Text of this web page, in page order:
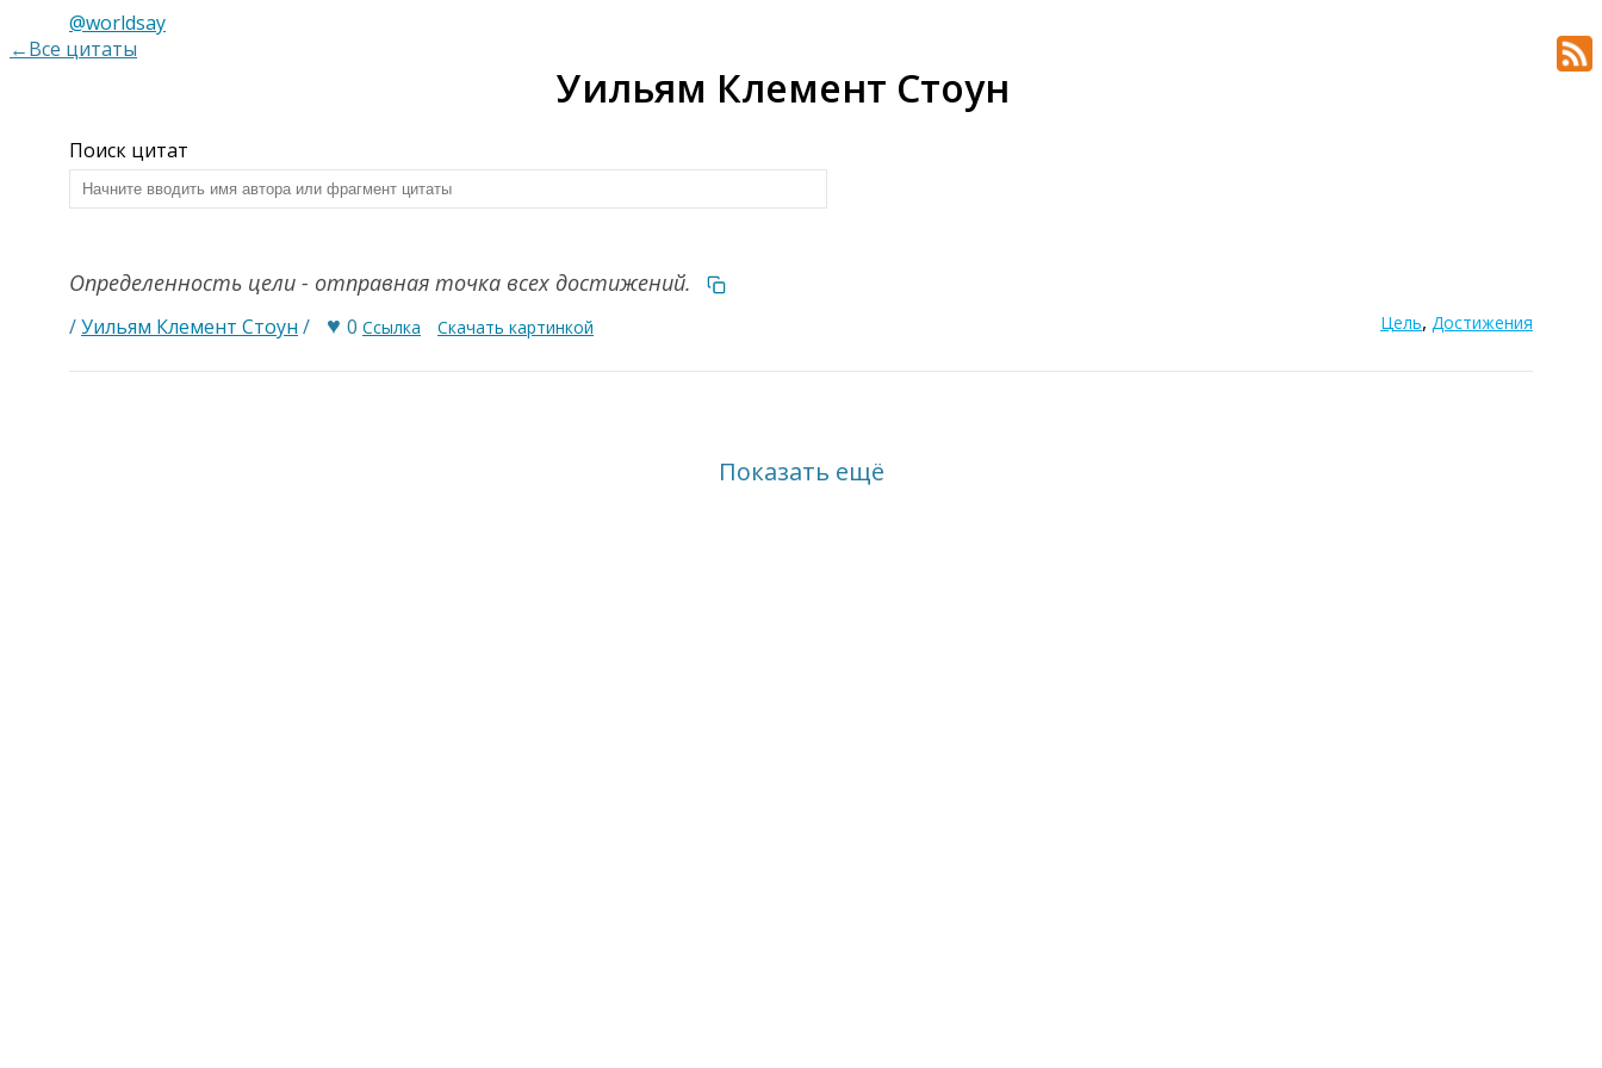
@worldsay
←Все цитаты
Уильям Клемент Стоун
Поиск цитат
Определенность цели - отправная точка всех достижений.
/Уильям Клемент Стоун / ♥ 0 Ссылка Скачать картинкой Цель, Достижения
Показать ещё